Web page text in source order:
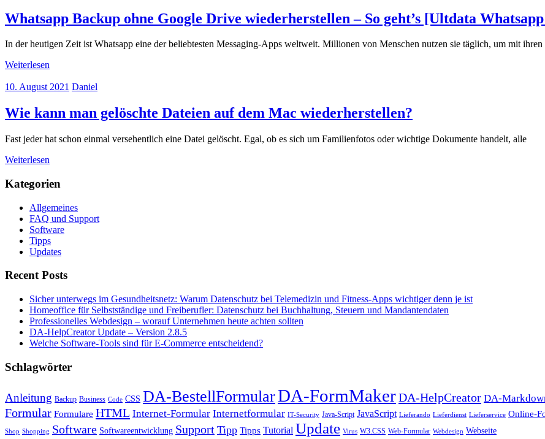
Whatsapp Backup ohne Google Drive wiederherstellen – So geht’s [Ultdata
In der heutigen Zeit ist Whatsapp eine der beliebtesten Messaging-Apps weltweit. Millionen von Menschen nutzen sie täglich, um mit ihren
Weiterlesen
10. August 2021 Daniel
Wie kann man gelöschte Dateien auf dem Mac wiederherstellen?
Fast jeder hat schon einmal versehentlich eine Datei gelöscht. Egal, ob es sich um Familienfotos oder wichtige Dokumente handelt, alle
Weiterlesen
Kategorien
Allgemeines
FAQ und Support
Software
Tipps
Updates
Recent Posts
Sicher unterwegs im Gesundheitsnetz: Warum Datenschutz bei Telemedizin und Fitness-Apps wichtiger denn je ist
Homeoffice für Selbstständige und Freiberufler: Datenschutz bei Buchhaltung, Steuern und Mandantendaten
Professionelles Webdesign – worauf Unternehmen heute achten sollten
DA-HelpCreator Update – Version 2.8.5
Welche Software-Tools sind für E-Commerce entscheidend?
Schlagwörter
Anleitung Backup Business Code CSS DA-BestellFormularDA-FormMakerDA-HelpCreator DA-
Formular Formulare HTML Internet-Formular Internetformular IT-Security Java-Script JavaScript Lieferando Lieferdienst Lieferservice Online-
Shop Shopping Software Softwareentwicklung Support Tipp Tipps Tutorial Update Virus W3.CSS Web-Formular Webdesign Webseite